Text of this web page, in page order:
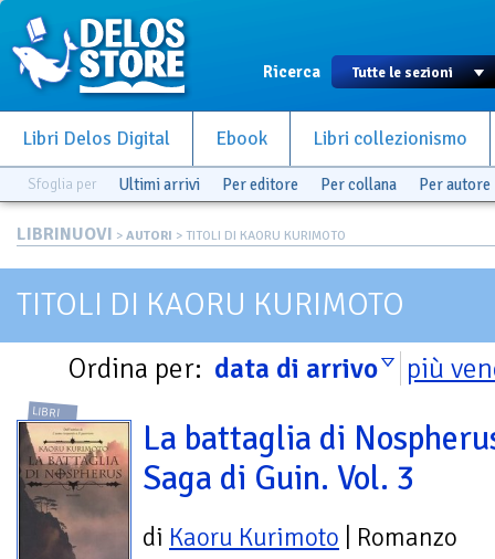
Ricerca
Libri Delos Digital Ebook Libri collezionismo
Sfoglia per Ultimi arrivi Per editore Per collana Per autore
LIBRINUOVI > AUTORI > TITOLI DI KAORU KURIMOTO
TITOLI DI KAORU KURIMOTO
Ordina per: data di arrivo più
LIBRI
La battaglia di
Saga di Guin. Vol. 3
di Kaoru Kurimoto | Romanzo